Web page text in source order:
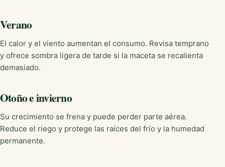
Verano
El calor y el viento aumentan el consumo. Revisa temprano
y ofrece sombra ligera de tarde si la maceta se recalienta
demasiado.
Otoño e invierno
Su crecimiento se frena y puede perder parte aérea.
Reduce el riego y protege las raíces del frío y la humedad
permanente.